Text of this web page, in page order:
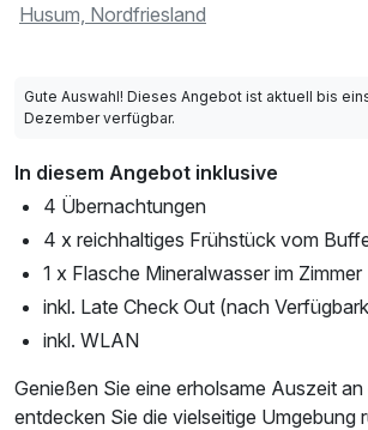
Husum, Nordfriesland
Gute Auswahl! Dieses Angebot ist aktuell bis
Dezember verfügbar.
In diesem Angebot inklusive
4 Übernachtungen
4 x reichhaltiges Frühstück vom
1 x Flasche Mineralwasser im Zimmer
inkl. Late Check Out (nach
inkl. WLAN
Genießen Sie eine erholsame Auszeit
entdecken Sie die vielseitige Umgebung